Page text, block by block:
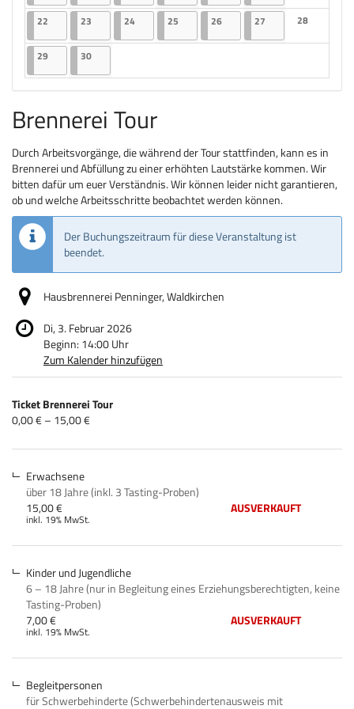
Keine
22 22.06.2026
2 Veranstaltungen
23 23.06.2026
2 Veranstaltungen
2424.06.2026
2 Veranstaltungen
25 25.06.2026
2 Veranstaltungen
2626.06.2026
2 Veranstaltungen
27 27.06.2026
2 Veranstaltungen
28
Keine
2929.06.2026
2 Veranstaltungen
3030.06.2026
2 Veranstaltungen
Brennerei Tour
Durch Arbeitsvorgänge, die während der Tour stattfinden, kann es in
Brennerei und Abfüllung zu einer erhöhten Lautstärke kommen. Wir
bitten dafür um euer Verständnis. Wir können leider nicht garantieren,
ob und welche Arbeitsschritte beobachtet werden können.
Der Buchungszeitraum für diese Veranstaltung ist
beendet.
Hausbrennerei Penninger, Waldkirchen
Di, 3. Februar 2026
Beginn: 14:00Uhr
Zum Kalender hinzufügen
Produkte
Unkategorisierte
Produkte
Ticket Brennerei Tour
von
bis
0,00 € – 15,00 €
Erwachsene
über 18 Jahre (inkl. 3 Tasting-Proben)
15,00 €
inkl. 19% MwSt.
AUSVERKAUFT
Kinder und Jugendliche
6 – 18 Jahre (nur in Begleitung eines Erziehungsberechtigten, keine
Tasting-Proben)
7,00 €
inkl. 19% MwSt.
AUSVERKAUFT
Begleitpersonen
für Schwerbehinderte (Schwerbehindertenausweis mit